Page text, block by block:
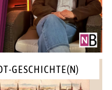
GESCHICHTE(N)